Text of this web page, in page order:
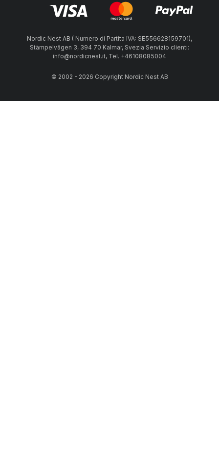
Nordic Nest AB ( Numero di Partita IVA: SE556628159701),
Stämpelvägen 3, 394 70 Kalmar, Svezia Servizio clienti:
info@nordicnest.it, Tel. +46108085004
© 2002 - 2026 Copyright Nordic Nest AB